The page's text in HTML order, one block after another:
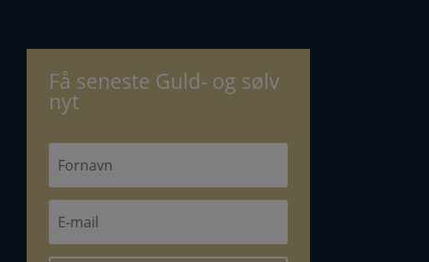
Få seneste Guld- og sølv
nyt